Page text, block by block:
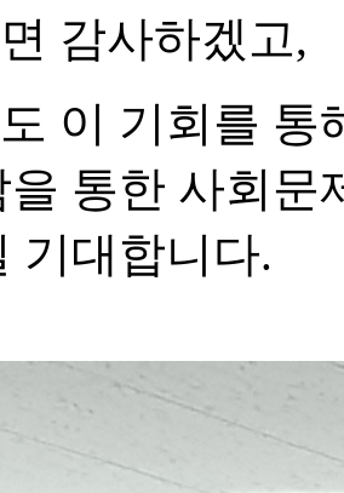
감사하겠고,
이 기회를 통
을 통한 사회문
기대합니다.